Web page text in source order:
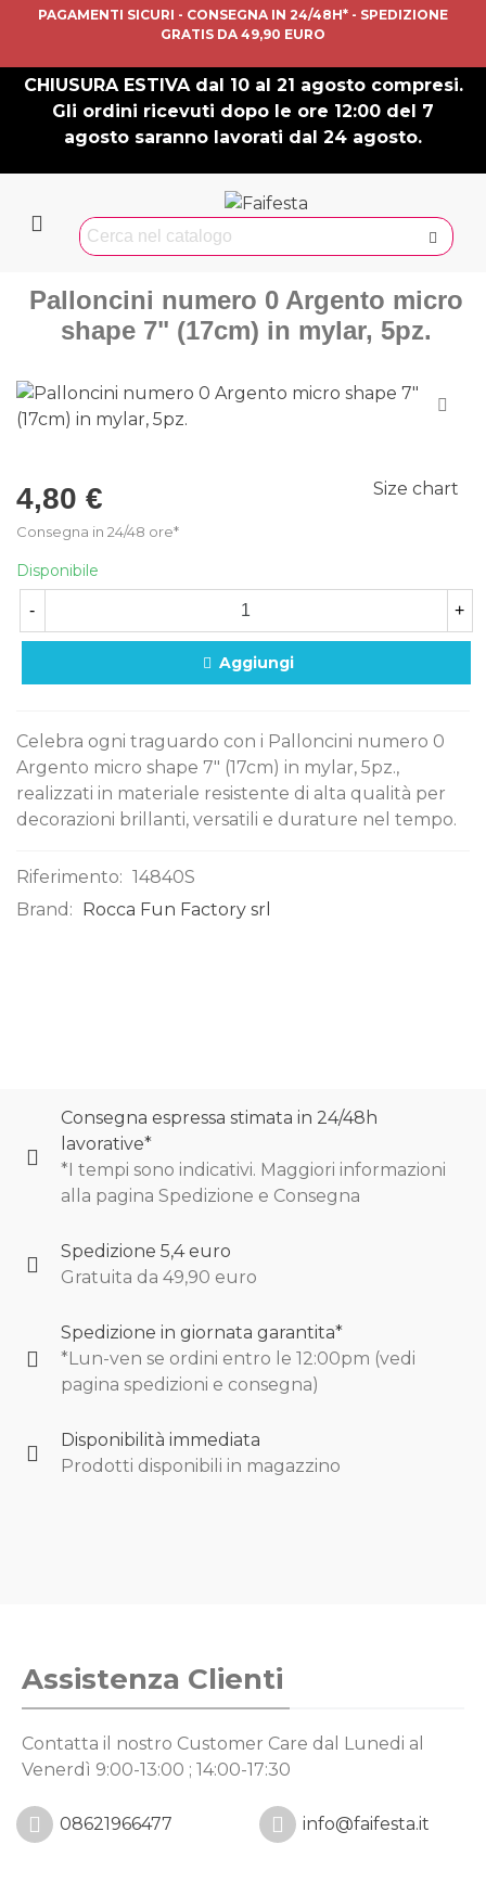
PAGAMENTI SICURI - CONSEGNA IN 24/48H* - SPEDIZIONE
GRATIS DA 49,90 EURO
CHIUSURA ESTIVA dal 10 al 21 agosto compresi.
Gli ordini ricevuti dopo le ore 12:00 del 7
agosto saranno lavorati dal 24 agosto.
Palloncini numero 0 Argento micro
shape 7" (17cm) in mylar, 5pz.
4,80 €
Consegna in 24/48 ore*
Size chart
Disponibile
- +
Aggiungi
Celebra ogni traguardo con i Palloncini numero 0
Argento micro shape 7" (17cm) in mylar, 5pz.,
realizzati in materiale resistente di alta qualità per
decorazioni brillanti, versatili e durature nel tempo.
Riferimento: 14840S
Brand: Rocca Fun Factory srl
Consegna espressa stimata in 24/48h
lavorative*
*I tempi sono indicativi. Maggiori informazioni
alla pagina Spedizione e Consegna
Spedizione 5,4 euro
Gratuita da 49,90 euro
Spedizione in giornata garantita*
*Lun-ven se ordini entro le 12:00pm (vedi
pagina spedizioni e consegna)
Disponibilità immediata
Prodotti disponibili in magazzino
Assistenza Clienti
Contatta il nostro Customer Care dal Lunedi al
Venerdì 9:00-13:00 ; 14:00-17:30
08621966477 info@faifesta.it